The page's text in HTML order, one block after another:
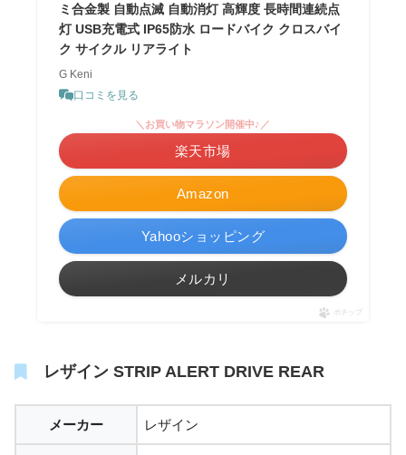
ミ合金製 自動点滅 自動消灯 高輝度 長時間連続点
灯 USB充電式 IP65防水 ロードバイク クロスバイ
ク サイクル リアライト
G Keni
口コミを見る
Amazon
＼お買い物マラソン開催中♪／
楽天市場
Yahooショッピング
メルカリ
ポチップ
レザイン STRIP ALERT DRIVE REAR
メーカー レザイン